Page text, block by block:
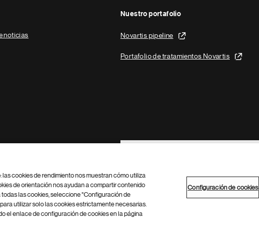
noticias
Nuestro portafolio
Novartis pipeline
Portafolio de tratamientos Novartis
Footer Site Search
Configuración de cookies Mapa del sitio
cookies de rendimiento nos muestran cómo utiliza
de orientación nos ayudan a compartir contenido
las cookies, seleccione "Configuración de
utilizar solo las cookies estrictamente necesarias.
el enlace de configuración de cookies en la página
Configuración de cookies